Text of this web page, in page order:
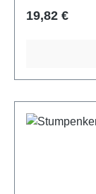
Regulärer
19,82 €